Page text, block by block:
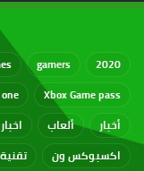
2020
gamers
Xbox Game pass
أخبار
ألعاب اخبار
اكسبوكس ون
تقنية